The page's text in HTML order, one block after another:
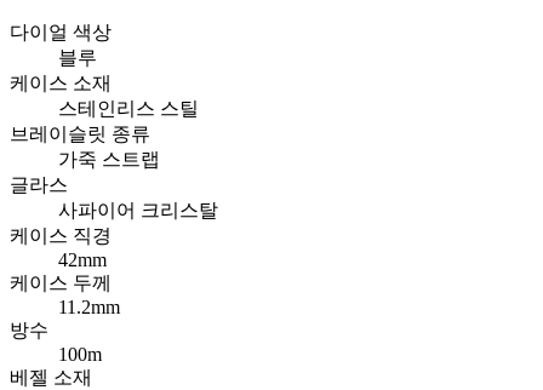
다이얼 색상
블루
케이스 소재
스테인리스 스틸
브레이슬릿 종류
가죽 스트랩
글라스
사파이어 크리스탈
케이스 직경
42mm
케이스 두께
11.2mm
방수
100m
베젤 소재